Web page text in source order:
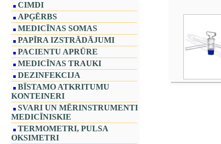
CIMDI
APĢĒRBS
MEDICĪNAS SOMAS
PAPĪRA IZSTRĀDĀJUMI
PACIENTU APRŪRE
MEDICĪNAS TRAUKI
DEZINFEKCIJA
BĪSTAMO ATKRITUMU
KONTEINERI
SVARI UN MĒRINSTRUMENTI
MEDICĪNISKIE
TERMOMETRI, PULSA
OKSIMETRI